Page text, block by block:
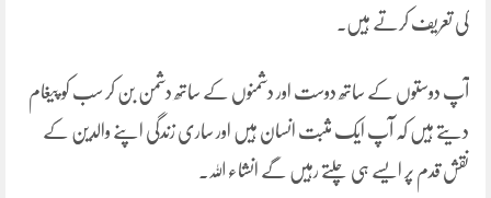
کی تعریف کرتے ہیں۔
آپ دوستوں کے ساتھ دوست اور دشمنوں کے ساتھ دشمن بن کر سب کو پیغام
دیتے ہیں کہ آپ ایک مثبت انسان ہیں اور ساری زندگی اپنے والدین کے
نقش قدم پر ایسے ہی چلتے رہیں گے انشاء اللہ۔